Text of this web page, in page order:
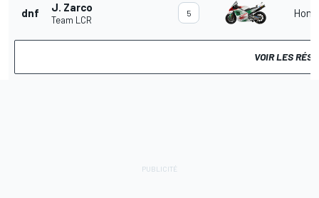
dnf J. Zarco
Team LCR
5
VOIR LES